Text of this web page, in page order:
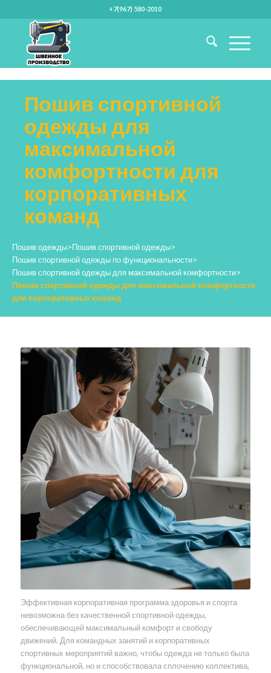
+7(967) 580-2010
Пошив спортивной
одежды для
максимальной
комфортности для
корпоративных
команд
Пошив одежды>Пошив спортивной одежды>
Пошив спортивной одежды по функциональности>
Пошив спортивной одежды для максимальной комфортности>
Пошив спортивной одежды для максимальной комфортности
для корпоративных команд
Эффективная корпоративная программа здоровья и спорта
невозможна без качественной спортивной одежды,
обеспечивающей максимальный комфорт и свободу
движений. Для командных занятий и корпоративных
спортивных мероприятий важно, чтобы одежда не только была
функциональной, но и способствовала сплочению коллектива,